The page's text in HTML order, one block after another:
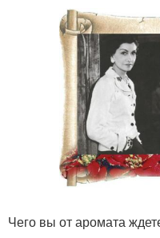
Чего вы от аромата